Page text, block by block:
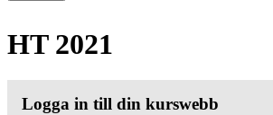
HT 2021
Logga in till din kurswebb